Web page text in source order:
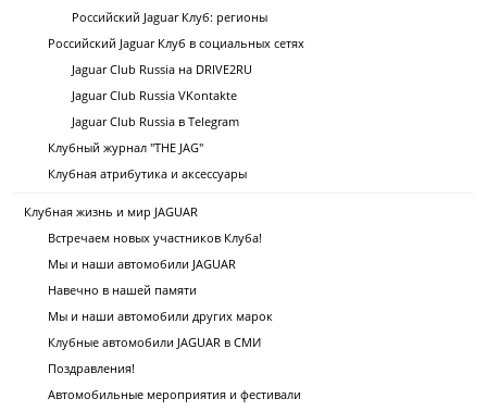
Российский Jaguar Клуб: регионы
Российский Jaguar Клуб в социальных сетях
Jaguar Club Russia на DRIVE2RU
Jaguar Club Russia VKontakte
Jaguar Club Russia в Telegram
Клубный журнал "THE JAG"
Клубная атрибутика и аксессуары
Клубная жизнь и мир JAGUAR
Встречаем новых участников Клуба!
Мы и наши автомобили JAGUAR
Навечно в нашей памяти
Мы и наши автомобили других марок
Клубные автомобили JAGUAR в СМИ
Поздравления!
Автомобильные мероприятия и фестивали